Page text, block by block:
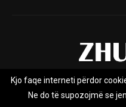
Rreth nesh
Kjo faqe interneti përdor
Ne do të supozojmë se